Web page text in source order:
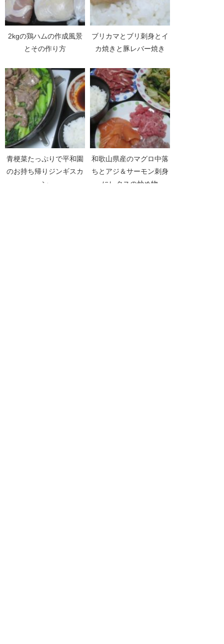
2kgの鶏ハムの作成風景
とその作り方
ブリカマとブリ刺身とイ
カ焼きと豚レバー焼き
青梗菜たっぷりで平和園
のお持ち帰りジンギスカ
ン
和歌山県産のマグロ中落
ちとアジ＆サーモン刺身
にレタスの炒め物